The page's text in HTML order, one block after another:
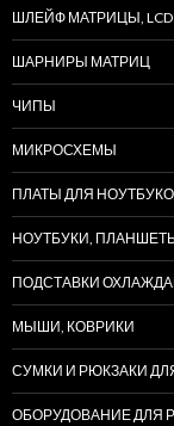
ШЛЕЙФ МАТРИЦЫ, LCD
ШАРНИРЫ МАТРИЦ
ЧИПЫ
МИКРОСХЕМЫ
ПЛАТЫ ДЛЯ
НОУТБУКИ,
ПОДСТАВКИ
МЫШИ, КОВРИКИ
СУМКИ И РЮКЗАКИ
ОБОРУДОВАНИЕ ДЛЯ